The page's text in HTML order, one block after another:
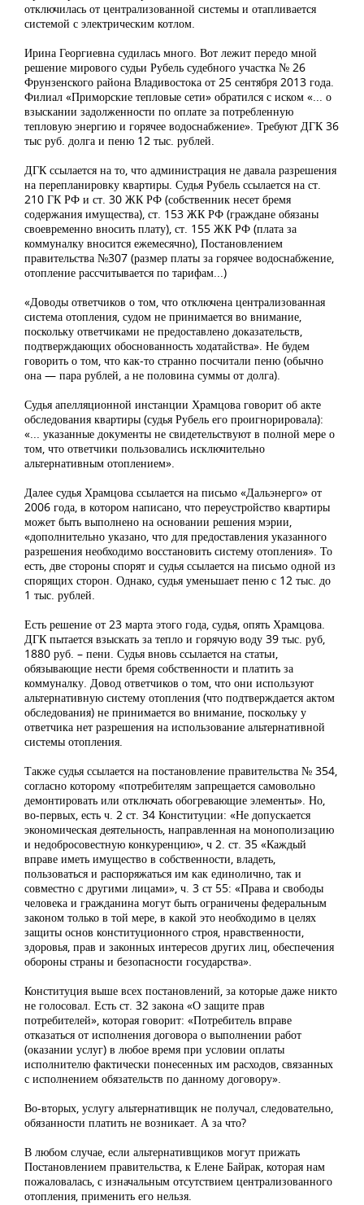
отключилась от централизованной системы и отапливается
системой с электрическим котлом.
Ирина Георгиевна судилась много. Вот лежит передо мной
решение мирового судьи Рубель судебного участка № 26
Фрунзенского района Владивостока от 25 сентября 2013 года.
Филиал «Приморские тепловые сети» обратился с иском «... о
взыскании задолженности по оплате за потребленную
тепловую энергию и горячее водоснабжение». Требуют ДГК 36
тыс руб. долга и пеню 12 тыс. рублей.
ДГК ссылается на то, что администрация не давала разрешения
на перепланировку квартиры. Судья Рубель ссылается на ст.
210 ГК РФ и ст. 30 ЖК РФ (собственник несет бремя
содержания имущества), ст. 153 ЖК РФ (граждане обязаны
своевременно вносить плату), ст. 155 ЖК РФ (плата за
коммуналку вносится ежемесячно), Постановлением
правительства №307 (размер платы за горячее водоснабжение,
отопление рассчитывается по тарифам...)
«Доводы ответчиков о том, что отключена централизованная
система отопления, судом не принимается во внимание,
поскольку ответчиками не предоставлено доказательств,
подтверждающих обоснованность ходатайства». Не будем
говорить о том, что как-то странно посчитали пеню (обычно
она — пара рублей, а не половина суммы от долга).
Судья апелляционной инстанции Храмцова говорит об акте
обследования квартиры (судья Рубель его проигнорировала):
«... указанные документы не свидетельствуют в полной мере о
том, что ответчики пользовались исключительно
альтернативным отоплением».
Далее судья Храмцова ссылается на письмо «Дальэнерго» от
2006 года, в котором написано, что переустройство квартиры
может быть выполнено на основании решения мэрии,
«дополнительно указано, что для предоставления указанного
разрешения необходимо восстановить систему отопления». То
есть, две стороны спорят и судья ссылается на письмо одной из
спорящих сторон. Однако, судья уменьшает пеню с 12 тыс. до
1 тыс. рублей.
Есть решение от 23 марта этого года, судья, опять Храмцова.
ДГК пытается взыскать за тепло и горячую воду 39 тыс. руб,
1880 руб. – пени. Судья вновь ссылается на статьи,
обязывающие нести бремя собственности и платить за
коммуналку. Довод ответчиков о том, что они используют
альтернативную систему отопления (что подтверждается актом
обследования) не принимается во внимание, поскольку у
ответчика нет разрешения на использование альтернативной
системы отопления.
Также судья ссылается на постановление правительства № 354,
согласно которому «потребителям запрещается самовольно
демонтировать или отключать обогревающие элементы». Но,
во-первых, есть ч. 2 ст. 34 Конституции: «Не допускается
экономическая деятельность, направленная на монополизацию
и недобросовестную конкуренцию», ч 2. ст. 35 «Каждый
вправе иметь имущество в собственности, владеть,
пользоваться и распоряжаться им как единолично, так и
совместно с другими лицами», ч. 3 ст 55: «Права и свободы
человека и гражданина могут быть ограничены федеральным
законом только в той мере, в какой это необходимо в целях
защиты основ конституционного строя, нравственности,
здоровья, прав и законных интересов других лиц, обеспечения
обороны страны и безопасности государства».
Конституция выше всех постановлений, за которые даже никто
не голосовал. Есть ст. 32 закона «О защите прав
потребителей», которая говорит: «Потребитель вправе
отказаться от исполнения договора о выполнении работ
(оказании услуг) в любое время при условии оплаты
исполнителю фактически понесенных им расходов, связанных
с исполнением обязательств по данному договору».
Во-вторых, услугу альтернативщик не получал, следовательно,
обязанности платить не возникает. А за что?
В любом случае, если альтернативщиков могут прижать
Постановлением правительства, к Елене Байрак, которая нам
пожаловалась, с изначальным отсутствием централизованного
отопления, применить его нельзя.